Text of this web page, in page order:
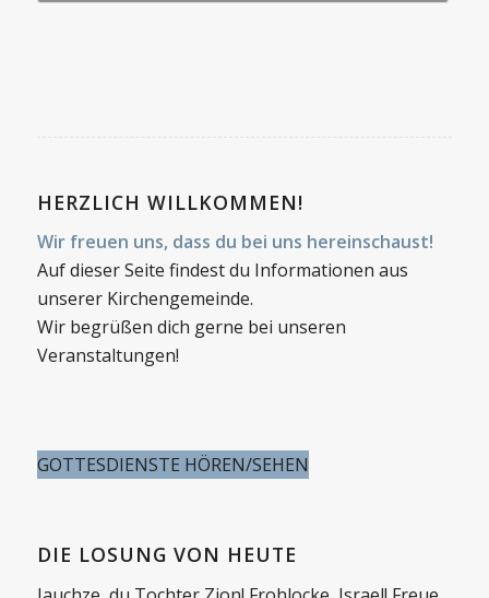
HERZLICH WILLKOMMEN!
Wir freuen uns, dass du bei uns hereinschaust!
Auf dieser Seite findest du Informationen aus
unserer Kirchengemeinde.
Wir begrüßen dich gerne bei unseren
Veranstaltungen!
GOTTESDIENSTE HÖREN/SEHEN
DIE LOSUNG VON HEUTE